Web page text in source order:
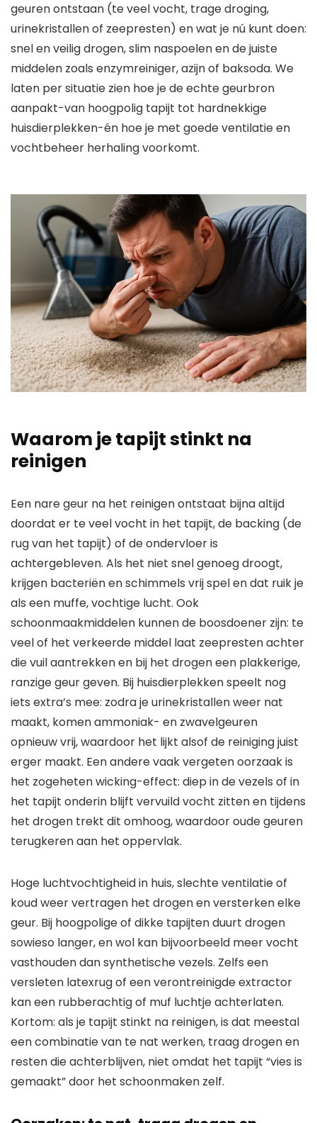
geuren ontstaan (te veel vocht, trage droging,
urinekristallen of zeepresten) en wat je nú kunt doen:
snel en veilig drogen, slim naspoelen en de juiste
middelen zoals enzymreiniger, azijn of baksoda. We
laten per situatie zien hoe je de echte geurbron
aanpakt-van hoogpolig tapijt tot hardnekkige
huisdierplekken-én hoe je met goede ventilatie en
vochtbeheer herhaling voorkomt.
Waarom je tapijt stinkt na
reinigen
Een nare geur na het reinigen ontstaat bijna altijd
doordat er te veel vocht in het tapijt, de backing (de
rug van het tapijt) of de ondervloer is
achtergebleven. Als het niet snel genoeg droogt,
krijgen bacteriën en schimmels vrij spel en dat ruik je
als een muffe, vochtige lucht. Ook
schoonmaakmiddelen kunnen de boosdoener zijn: te
veel of het verkeerde middel laat zeepresten achter
die vuil aantrekken en bij het drogen een plakkerige,
ranzige geur geven. Bij huisdierplekken speelt nog
iets extra’s mee: zodra je urinekristallen weer nat
maakt, komen ammoniak- en zwavelgeuren
opnieuw vrij, waardoor het lijkt alsof de reiniging juist
erger maakt. Een andere vaak vergeten oorzaak is
het zogeheten wicking-effect: diep in de vezels of in
het tapijt onderin blijft vervuild vocht zitten en tijdens
het drogen trekt dit omhoog, waardoor oude geuren
terugkeren aan het oppervlak.
Hoge luchtvochtigheid in huis, slechte ventilatie of
koud weer vertragen het drogen en versterken elke
geur. Bij hoogpolige of dikke tapijten duurt drogen
sowieso langer, en wol kan bijvoorbeeld meer vocht
vasthouden dan synthetische vezels. Zelfs een
versleten latexrug of een verontreinigde extractor
kan een rubberachtig of muf luchtje achterlaten.
Kortom: als je tapijt stinkt na reinigen, is dat meestal
een combinatie van te nat werken, traag drogen en
resten die achterblijven, niet omdat het tapijt “vies is
gemaakt” door het schoonmaken zelf.